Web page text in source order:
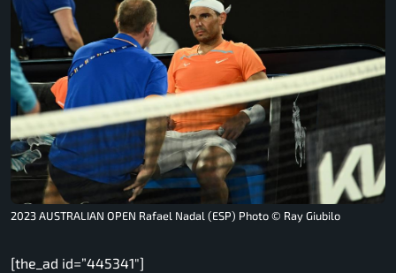
2023 AUSTRALIAN OPEN Rafael Nadal (ESP) Photo © Ray Giubilo
[the_ad id=”445341″]